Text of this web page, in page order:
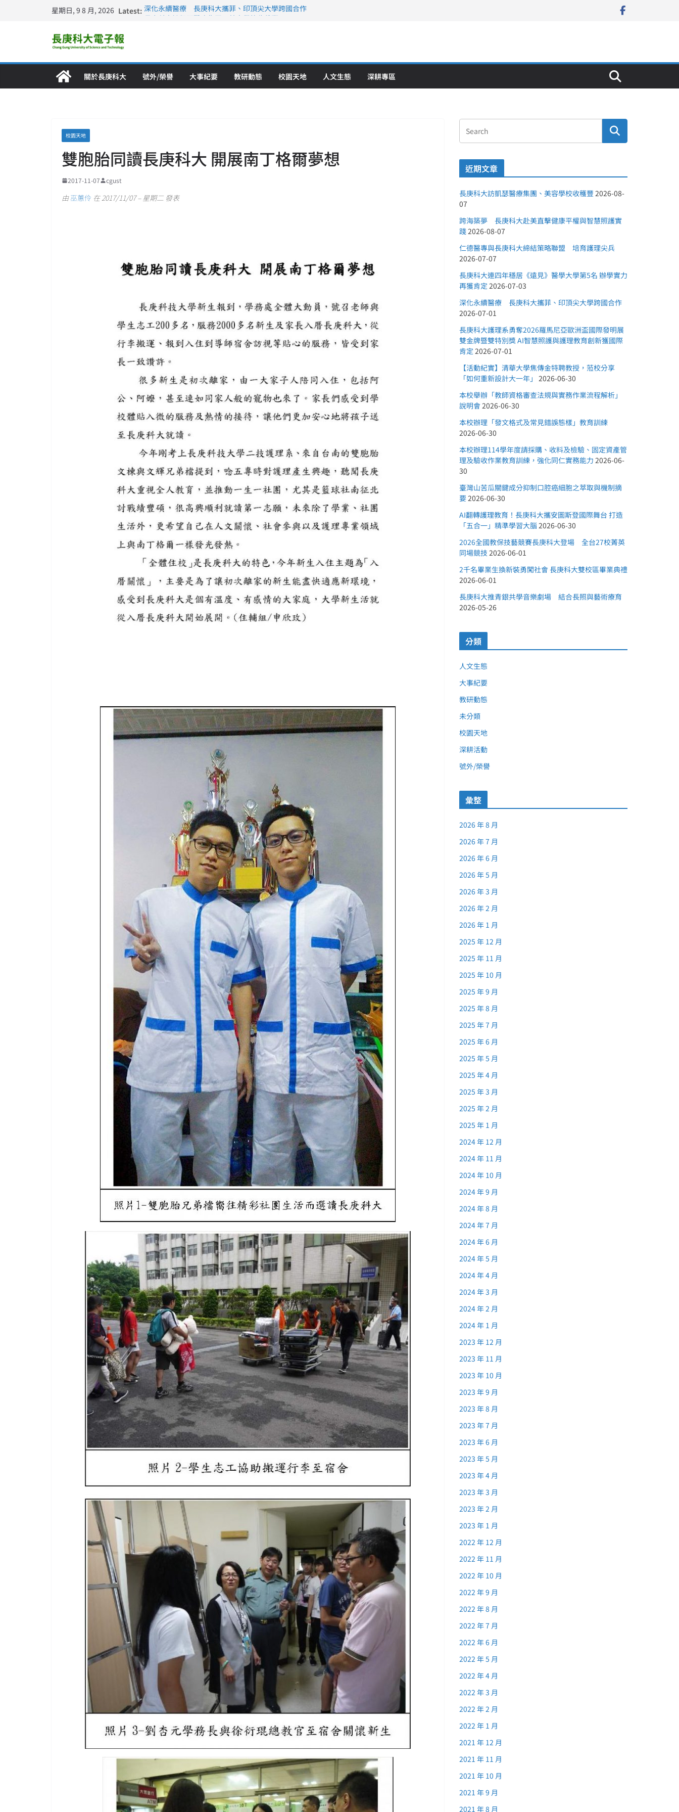
星期日, 9 8 月, 2026 Latest: 深化永續醫療 長庚科大攜菲、印頂尖大學跨國合作
關於長庚科大 號外/榮譽 大事紀要 教研動態 校園天地 人文生態 深耕專區
校園天地
雙胞胎同讀長庚科大 開展南丁格爾夢想
2017-11-07 cgust
由巫蕙伶 在 2017/11/07 – 星期二 發表
近期文章
長庚科大訪凱瑟醫療集團、美容學校收穫豐 2026-08-
07
跨海築夢 長庚科大赴美直擊健康平權與智慧照護實
踐2026-08-07
仁德醫專與長庚科大締結策略聯盟 培育護理尖兵
2026-07-07
長庚科大連四年穩居《遠見》醫學大學第5名 辦學實力
再獲肯定 2026-07-03
深化永續醫療 長庚科大攜菲、印頂尖大學跨國合作
2026-07-01
長庚科大護理系勇奪2026羅馬尼亞歐洲盃國際發明展
雙金牌暨雙特別獎 AI智慧照護與護理教育創新獲國際
肯定 2026-07-01
【活動紀實】清華大學焦傳金特聘教授，蒞校分享
「如何重新設計大一年」 2026-06-30
本校舉辦「教師資格審查法規與實務作業流程解析」
說明會2026-06-30
本校辦理「發文格式及常見錯誤態樣」教育訓練
2026-06-30
本校辦理114學年度請採購、收料及檢驗、固定資產管
理及驗收作業教育訓練，強化同仁實務能力 2026-06-
30
臺灣山苦瓜關鍵成分抑制口腔癌細胞之萃取與機制摘
要2026-06-30
AI翻轉護理教育！長庚科大攜安圖斯登國際舞台 打造
「五合一」精準學習大腦 2026-06-30
2026全國教保技藝競賽長庚科大登場 全台27校菁英
同場競技 2026-06-01
2千名畢業生換新裝勇闖社會 長庚科大雙校區畢業典禮
2026-06-01
長庚科大推青銀共學音樂劇場 結合長照與藝術療育
2026-05-26
分類
人文生態
大事紀要
教研動態
未分類
校園天地
深耕活動
號外/榮譽
彙整
2026 年 8 月
2026 年 7 月
2026 年 6 月
2026 年 5 月
2026 年 3 月
2026 年 2 月
2026 年 1 月
2025 年 12 月
2025 年 11 月
2025 年 10 月
2025 年 9 月
2025 年 8 月
2025 年 7 月
2025 年 6 月
2025 年 5 月
2025 年 4 月
2025 年 3 月
2025 年 2 月
2025 年 1 月
2024 年 12 月
2024 年 11 月
2024 年 10 月
2024 年 9 月
2024 年 8 月
2024 年 7 月
2024 年 6 月
2024 年 5 月
2024 年 4 月
2024 年 3 月
2024 年 2 月
2024 年 1 月
2023 年 12 月
2023 年 11 月
2023 年 10 月
2023 年 9 月
2023 年 8 月
2023 年 7 月
2023 年 6 月
2023 年 5 月
2023 年 4 月
2023 年 3 月
2023 年 2 月
2023 年 1 月
2022 年 12 月
2022 年 11 月
2022 年 10 月
2022 年 9 月
2022 年 8 月
2022 年 7 月
2022 年 6 月
2022 年 5 月
2022 年 4 月
2022 年 3 月
2022 年 2 月
2022 年 1 月
2021 年 12 月
2021 年 11 月
2021 年 10 月
2021 年 9 月
2021 年 8 月